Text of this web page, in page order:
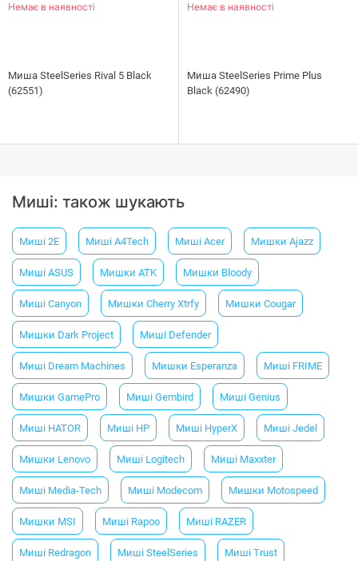
Немає в наявності
Миша SteelSeries Rival 5 Black
(62551)
Немає в наявності
Миша SteelSeries Prime Plus
Black (62490)
Миші: також шукають
Миші 2E Миші A4Tech Миші Acer Мишки Ajazz
Миші ASUS Мишки ATK Мишки Bloody
Миші Canyon Мишки Cherry Xtrfy Мишки Cougar
Мишки Dark Project Миші Defender
Миші Dream Machines Мишки Esperanza Миші FRIME
Мишки GamePro Миші Gembird Миші Genius
Миші HATOR Миші HP Миші HyperX Миші Jedel
Мишки Lenovo Миші Logitech Миші Maxxter
Миші Media-Tech Миші Modecom Мишки Motospeed
Мишки MSI Миші Rapoo Миші RAZER
Миші Redragon Миші SteelSeries Миші Trust